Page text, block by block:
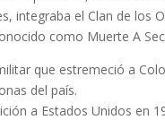
integraba el Clan de los
como Muerte A
que estremeció a
del país.
a Estados Unidos en